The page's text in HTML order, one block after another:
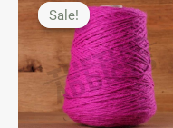
Sale!
Sale!
price
was:
9,50€.
price
is:
8,80€.